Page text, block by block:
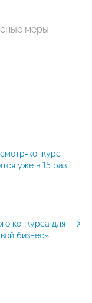
меры
конкурс
уже в 15 раз
конкурса для
бизнес»